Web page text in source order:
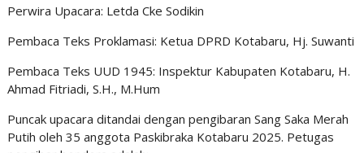
Perwira Upacara: Letda Cke Sodikin
Pembaca Teks Proklamasi: Ketua DPRD Kotabaru, Hj. Suwanti
Pembaca Teks UUD 1945: Inspektur Kabupaten Kotabaru, H.
Ahmad Fitriadi, S.H., M.Hum
Puncak upacara ditandai dengan pengibaran Sang Saka Merah
Putih oleh 35 anggota Paskibraka Kotabaru 2025. Petugas